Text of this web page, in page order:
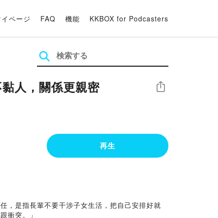
イページ FAQ 機能 KKBOX for Podcasters
人，關係更親密 シェア
再生
，是指長輩不要干涉子女生活，把自己安排好就
衝突。」